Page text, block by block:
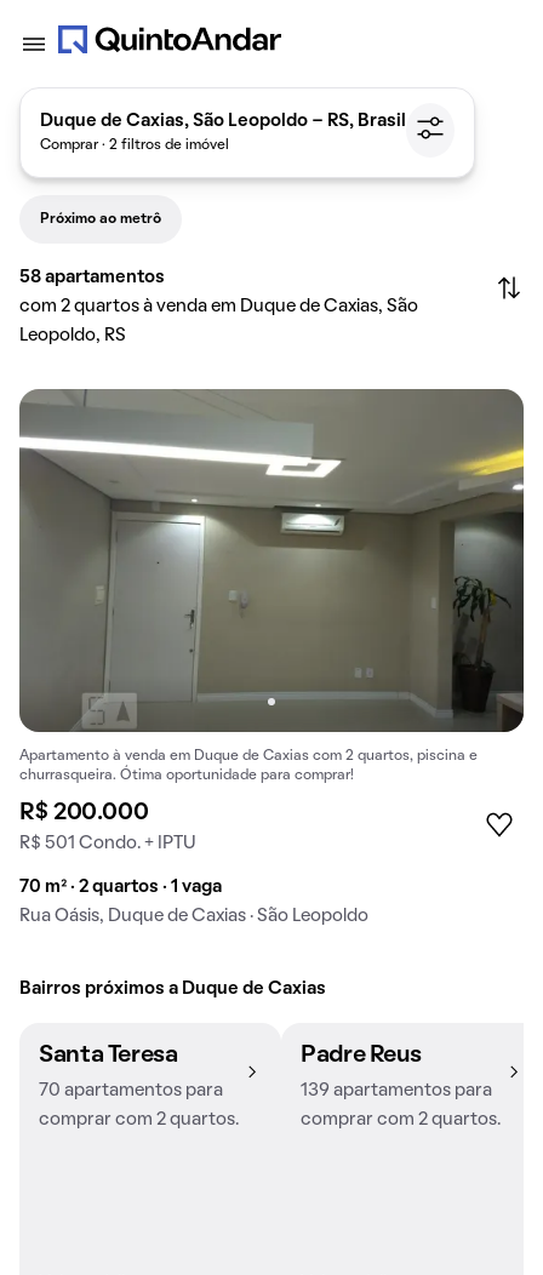
Duque de Caxias, São Leopoldo - RS, Brasil
Comprar · 2 filtros de imóvel
Próximo ao metrô
58 apartamentos
com 2 quartos à venda em Duque de Caxias, São
Leopoldo, RS
Apartamento à venda em Duque de Caxias com 2 quartos, piscina e
churrasqueira. Ótima oportunidade para comprar!
R$ 200.000
R$ 501 Condo. + IPTU
70 m² · 2 quartos · 1 vaga
Rua Oásis, Duque de Caxias · São Leopoldo
Bairros próximos a Duque de Caxias
Santa Teresa
70 apartamentos para
comprar com 2 quartos.
Padre Reus
139 apartamentos para
comprar com 2 quartos.